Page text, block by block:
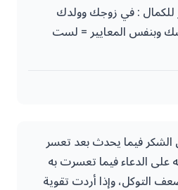
للكمال : في زوجك وولدك
وبنفس المعايير = لست
أنواع النقص والعيب وأن
فيما يحدث بعد تعسر
على الدعاء فيما تعسرت به
التوكل، وإذا أردت تقوية